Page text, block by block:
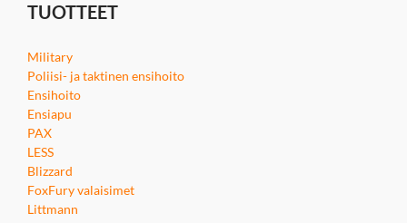
TUOTTEET
Military
Poliisi- ja taktinen ensihoito
Ensihoito
Ensiapu
PAX
LESS
Blizzard
FoxFury valaisimet
Littmann